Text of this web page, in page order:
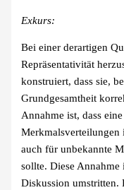
Exkurs:
Bei einer derartigen
Repräsentativität
konstruiert, dass sie,
Grundgesamtheit
Annahme ist, dass
auch für unbekannte
sollte. Diese
Diskussion umstritten.